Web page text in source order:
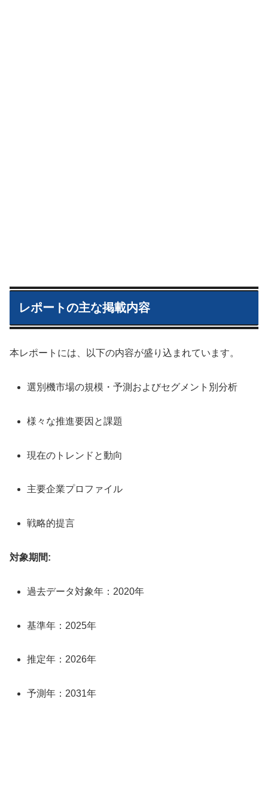
レポートの主な掲載内容
本レポートには、以下の内容が盛り込まれています。
選別機市場の規模・予測およびセグメント別分析
様々な推進要因と課題
現在のトレンドと動向
主要企業プロファイル
戦略的提言
対象期間:
過去データ対象年：2020年
基準年：2025年
推定年：2026年
予測年：2031年